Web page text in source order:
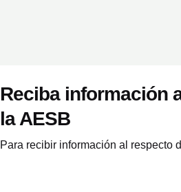
Para recibir información al respecto
Reciba información
la AESB